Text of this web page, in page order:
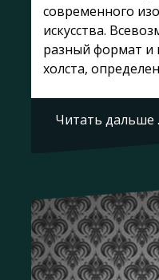
современного
искусства.
разный формат и
холста,
Читать дальше